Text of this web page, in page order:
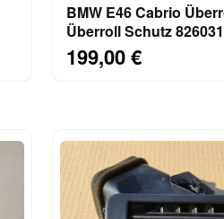
BMW E46 Cabrio
Überroll Schutz
Überschlag Sensor
199,00 €